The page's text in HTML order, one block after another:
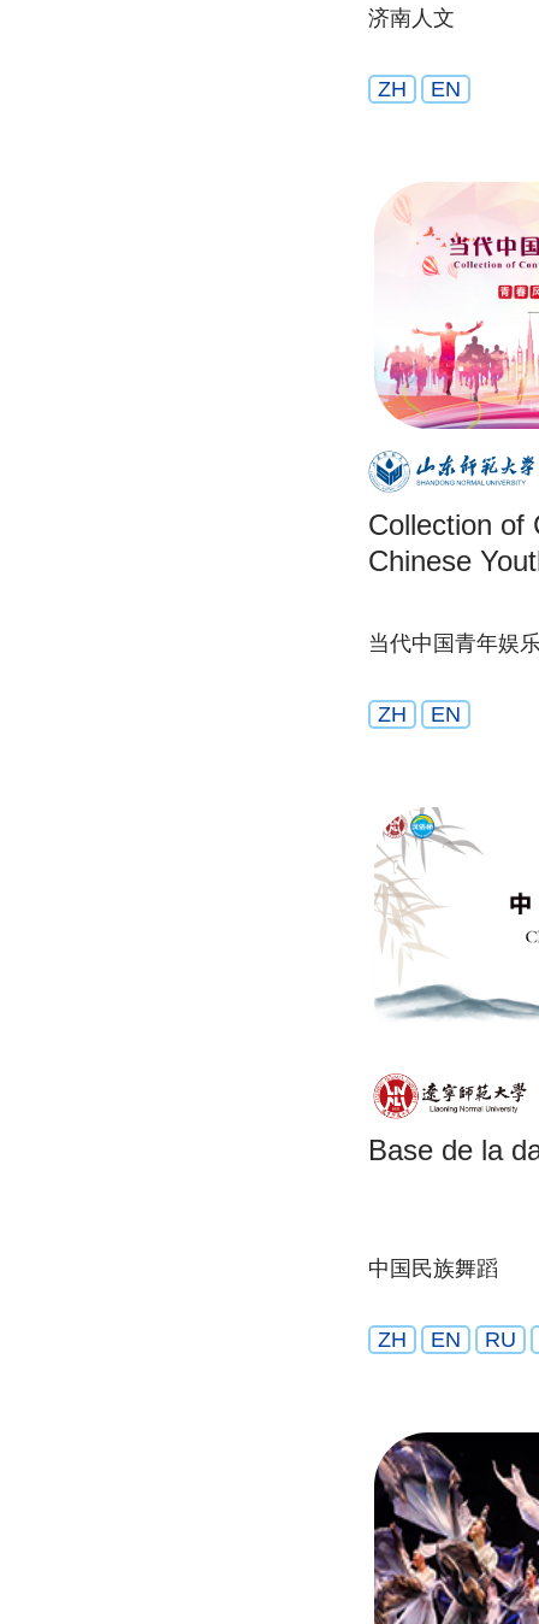
济南人文
ZH EN
Collection of
Chinese
当代中国青年娱
ZH EN
Base de la
中国民族舞蹈
ZH EN RU